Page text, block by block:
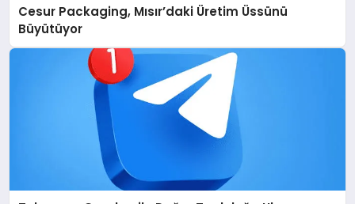
Cesur Packaging, Mısır’daki Üretim Üssünü
Büyütüyor